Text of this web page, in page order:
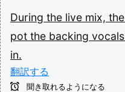
During the live mix, the
pot the backing vocals
in.
翻訳する
聞き取れるようになる